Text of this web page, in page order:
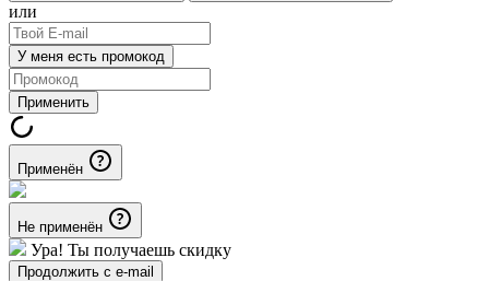
или
У меня есть промокод
Применить
Применён
Не применён
Ура! Ты получаешь скидку
Продолжить с e-mail